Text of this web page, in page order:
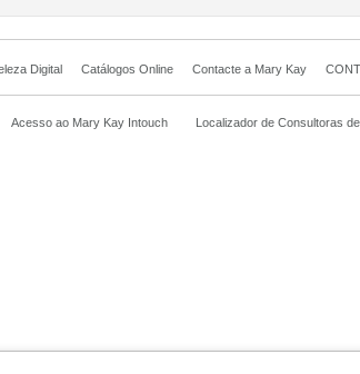
Digital Catálogos Online Contacte a Mary Kay
Acesso ao Mary Kay Intouch Localizador de Consultoras